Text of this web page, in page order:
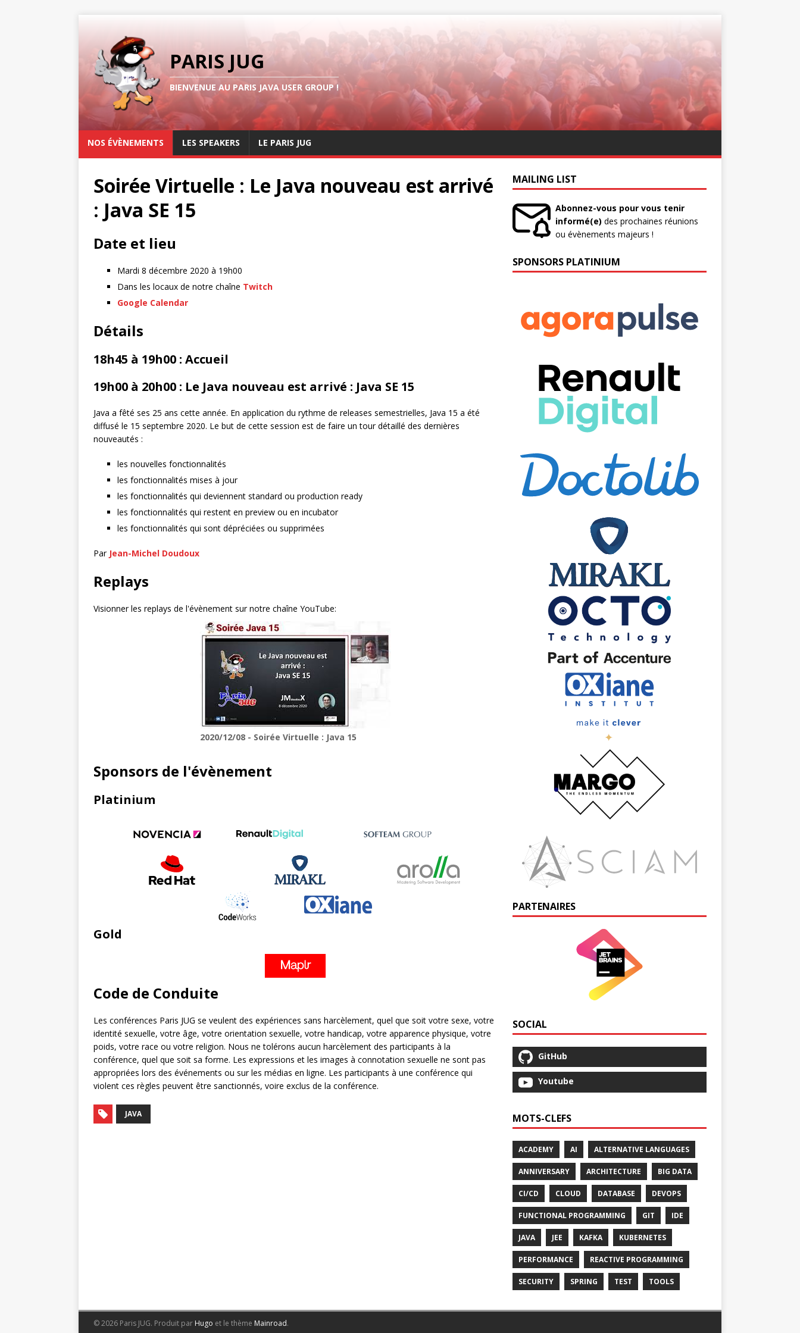
PARIS JUG
BIENVENUE AU PARIS JAVA USER GROUP !
NOS ÉVÈNEMENTS LES SPEAKERS LE PARIS JUG
Soirée Virtuelle : Le Java nouveau est arrivé
: Java SE 15
Date et lieu
Mardi 8 décembre 2020 à 19h00
Dans les locaux de notre chaîne Twitch
Google Calendar
Détails
18h45 à 19h00 : Accueil
19h00 à 20h00 : Le Java nouveau est arrivé : Java SE 15
Java a fêté ses 25 ans cette année. En application du rythme de releases semestrielles, Java 15 a été
diffusé le 15 septembre 2020. Le but de cette session est de faire un tour détaillé des dernières
nouveautés :
les nouvelles fonctionnalités
les fonctionnalités mises à jour
les fonctionnalités qui deviennent standard ou production ready
les fonctionnalités qui restent en preview ou en incubator
les fonctionnalités qui sont dépréciées ou supprimées
Par Jean-Michel Doudoux
Replays
Visionner les replays de l'évènement sur notre chaîne YouTube:
2020/12/08 - Soirée Virtuelle : Java 15
Sponsors de l'évènement
Platinium
Gold
Code de Conduite
Les conférences Paris JUG se veulent des expériences sans harcèlement, quel que soit votre sexe, votre
identité sexuelle, votre âge, votre orientation sexuelle, votre handicap, votre apparence physique, votre
poids, votre race ou votre religion. Nous ne tolérons aucun harcèlement des participants à la
conférence, quel que soit sa forme. Les expressions et les images à connotation sexuelle ne sont pas
appropriées lors des événements ou sur les médias en ligne. Les participants à une conférence qui
violent ces règles peuvent être sanctionnés, voire exclus de la conférence.
JAVA
MAILING LIST
Abonnez-vous pour vous tenir
informé(e) des prochaines réunions
ou évènements majeurs !
SPONSORS PLATINIUM
PARTENAIRES
SOCIAL
GitHub
Youtube
MOTS-CLEFS
ACADEMY AI ALTERNATIVE LANGUAGES
ANNIVERSARY ARCHITECTURE BIG DATA
CI/CD CLOUD DATABASE DEVOPS
FUNCTIONAL PROGRAMMING GIT IDE
JAVA JEE KAFKA KUBERNETES
PERFORMANCE REACTIVE PROGRAMMING
SECURITY SPRING TEST TOOLS
© 2026 Paris JUG. Produit par Hugo et le thème Mainroad.